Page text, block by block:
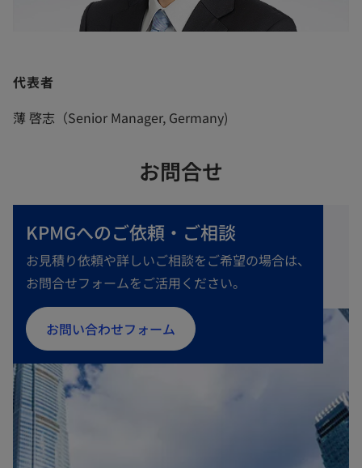
代表者
薄 啓志（Senior Manager, Germany)
お問合せ
KPMGへのご依頼・ご相談
お見積り依頼や詳しいご相談をご希望の場合は、
お問合せフォームをご活用ください。
お問い合わせフォーム